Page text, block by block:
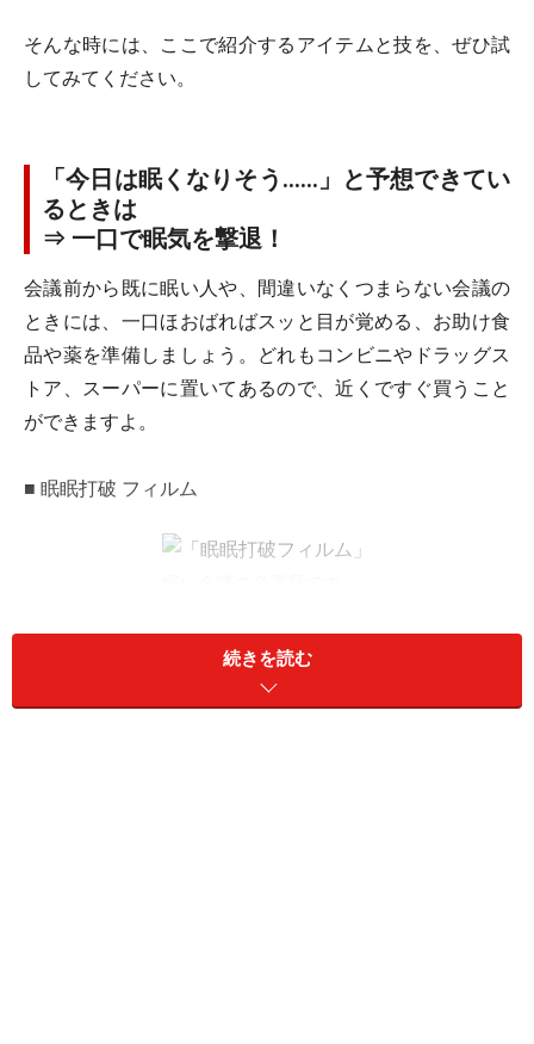
そんな時には、ここで紹介するアイテムと技を、ぜひ試
してみてください。
「今日は眠くなりそう……」と予想できてい
るときは
⇒ 一口で眠気を撃退！
会議前から既に眠い人や、間違いなくつまらない会議の
ときには、一口ほおばればスッと目が覚める、お助け食
品や薬を準備しましょう。どれもコンビニやドラッグス
トア、スーパーに置いてあるので、近くですぐ買うこと
ができますよ。
■ 眠眠打破 フィルム
24枚入り 210円
続きを読む